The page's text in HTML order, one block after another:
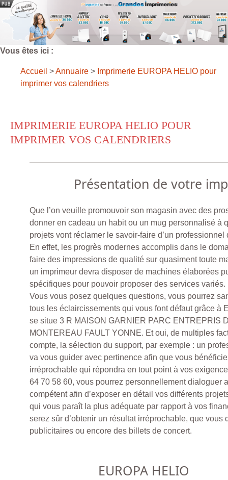
Vous êtes ici :
Accueil >Annuaire > Imprimerie EUROPA HELIO pour
imprimer vos calendriers
IMPRIMERIE EUROPA HELIO POUR
IMPRIMER VOS CALENDRIERS
Présentation de votre
Que l’on veuille promouvoir son magasin avec des
donner en cadeau un habit ou un mug personnalisé à
projets vont réclamer le savoir-faire d’un professionnel
En effet, les progrès modernes accomplis dans le
faire des impressions de qualité sur quasiment toute
un imprimeur devra disposer de machines élaborées
spécifiques pour pouvoir proposer des services variés.
Vous vous posez quelques questions, vous pourrez
tous les éclaircissements qui vous font défaut grâce à
se situe 3 R MAISON GARNIER PARC ENTREPRIS
MONTEREAU FAULT YONNE. Et oui, de multiples
compte, la sélection du support, par exemple : un
va vous guider avec pertinence afin que vous
irréprochable qui répondra en tout point à vos
64 70 58 60, vous pourrez personnellement dialoguer
compétent afin d’exposer en détail vos différents
qui vous paraît la plus adéquate par rapport à vos
serez sûr d’obtenir un résultat irréprochable, que vous
publicitaires ou encore des billets de concert.
EUROPA HELIO